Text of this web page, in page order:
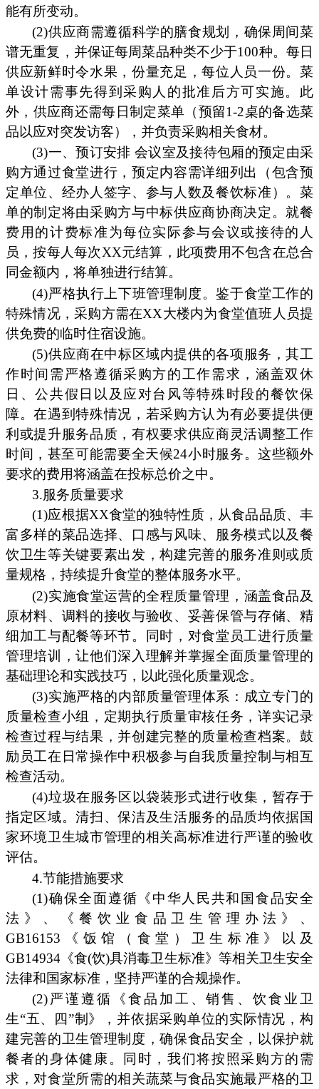
能有所变动。
(2)供应商需遵循科学的膳食规划，确保周间菜
谱无重复，并保证每周菜品种类不少于100种。每日
供应新鲜时令水果，份量充足，每位人员一份。菜
单设计需事先得到采购人的批准后方可实施。此
外，供应商还需每日制定菜单（预留1-2桌的备选菜
品以应对突发访客），并负责采购相关食材。
(3)一、预订安排 会议室及接待包厢的预定由采
购方通过食堂进行，预定内容需详细列出（包含预
定单位、经办人签字、参与人数及餐饮标准）。菜
单的制定将由采购方与中标供应商协商决定。就餐
费用的计费标准为每位实际参与会议或接待的人
员，按每人每次XX元结算，此项费用不包含在总合
同金额内，将单独进行结算。
(4)严格执行上下班管理制度。鉴于食堂工作的
特殊情况，采购方需在XX大楼内为食堂值班人员提
供免费的临时住宿设施。
(5)供应商在中标区域内提供的各项服务，其工
作时间需严格遵循采购方的工作需求，涵盖双休
日、公共假日以及应对台风等特殊时段的餐饮保
障。在遇到特殊情况，若采购方认为有必要提供便
利或提升服务品质，有权要求供应商灵活调整工作
时间，甚至可能需要全天候24小时服务。这些额外
要求的费用将涵盖在投标总价之中。
3.服务质量要求
(1)应根据XX食堂的独特性质，从食品品质、丰
富多样的菜品选择、口感与风味、服务模式以及餐
饮卫生等关键要素出发，构建完善的服务准则或质
量规格，持续提升食堂的整体服务水平。
(2)实施食堂运营的全程质量管理，涵盖食品及
原材料、调料的接收与验收、妥善保管与存储、精
细加工与配餐等环节。同时，对食堂员工进行质量
管理培训，让他们深入理解并掌握全面质量管理的
基础理论和实践技巧，以此强化质量观念。
(3)实施严格的内部质量管理体系：成立专门的
质量检查小组，定期执行质量审核任务，详实记录
检查过程与结果，并创建完整的质量检查档案。鼓
励员工在日常操作中积极参与自我质量控制与相互
检查活动。
(4)垃圾在服务区以袋装形式进行收集，暂存于
指定区域。清扫、保洁及生活服务的品质均依据国
家环境卫生城市管理的相关高标准进行严谨的验收
评估。
4.节能措施要求
(1)确保全面遵循《中华人民共和国食品安全
法》、《餐饮业食品卫生管理办法》、
GB16153《饭馆（食堂）卫生标准》以及
GB14934《食(饮)具消毒卫生标准》等相关卫生安全
法律和国家标准，坚持严谨的合规操作。
(2)严谨遵循《食品加工、销售、饮食业卫
生“五、四”制》，并依据采购单位的实际情况，构
建完善的卫生管理制度，确保食品安全，以保护就
餐者的身体健康。同时，我们将按照采购方的需
求，对食堂所需的相关蔬菜与食品实施最严格的卫